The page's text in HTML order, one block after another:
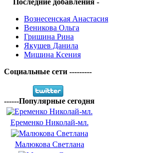
Последние добавления -
Вознесенская Анастасия
Веникова Ольга
Гришина Рина
Якушев Данила
Мишина Ксения
Социальные сети ---------
------Популярные сегодня
Еременко Николай-мл.
Малюкова Светлана